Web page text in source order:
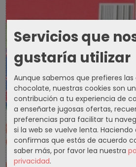
Servicios que
gustaría utilizar
Aunque sabemos que prefieres las
chocolate, nuestras cookies son
contribución a tu experiencia de
a enseñarte jugosas ofertas,
preferencias para facilitar tu
si la web se vuelve lenta.
confirmas que estás de acuerdo
saber más, por favor lea nuestra
privacidad.